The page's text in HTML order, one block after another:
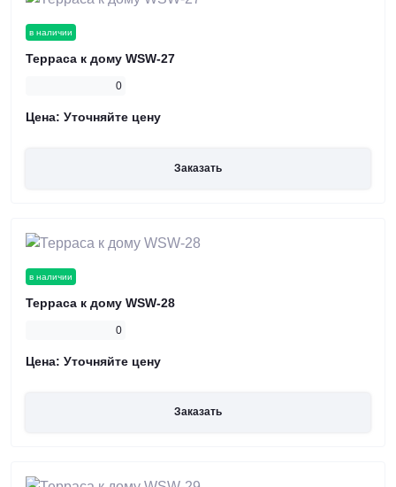
в наличии
Терраса к дому WSW-27
0
Цена: Уточняйте цену
Заказать
в наличии
Терраса к дому WSW-28
0
Цена: Уточняйте цену
Заказать